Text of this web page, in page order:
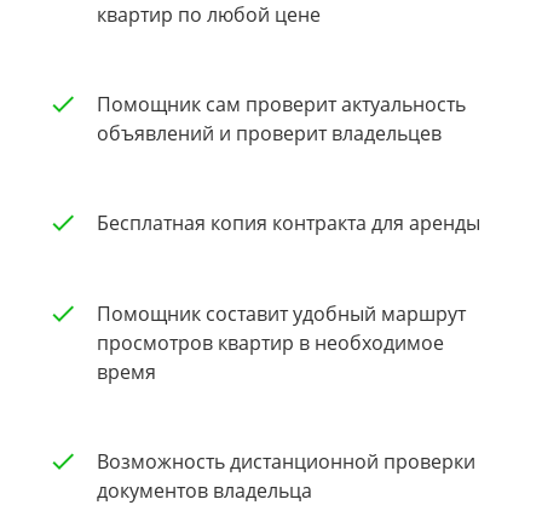
От 100
квартир по любой цене
Помощник сам проверит актуальность
объявлений и проверит владельцев
Бесплатная копия контракта для аренды
Помощник составит удобный маршрут
просмотров квартир в необходимое
время
Возможность дистанционной проверки
документов владельца